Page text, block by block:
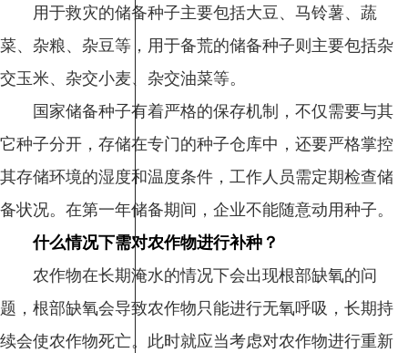
用于救灾的储备种子主要包括大豆、马铃薯、蔬
菜、杂粮、杂豆等，用于备荒的储备种子则主要包括杂
交玉米、杂交小麦、杂交油菜等。
国家储备种子有着严格的保存机制，不仅需要与其
它种子分开，存储在专门的种子仓库中，还要严格掌控
其存储环境的湿度和温度条件，工作人员需定期检查储
备状况。在第一年储备期间，企业不能随意动用种子。
什么情况下需对农作物进行补种？
农作物在长期淹水的情况下会出现根部缺氧的问
题，根部缺氧会导致农作物只能进行无氧呼吸，长期持
续会使农作物死亡。此时就应当考虑对农作物进行重新